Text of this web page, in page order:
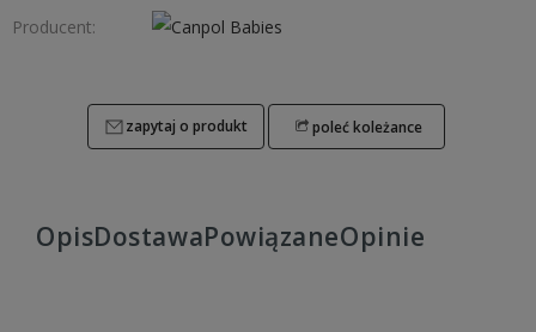
Producent:
zapytaj o produkt poleć koleżance
OpisDostawaPowiązaneOpinie